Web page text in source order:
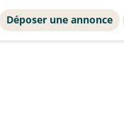
Déposer une annonce